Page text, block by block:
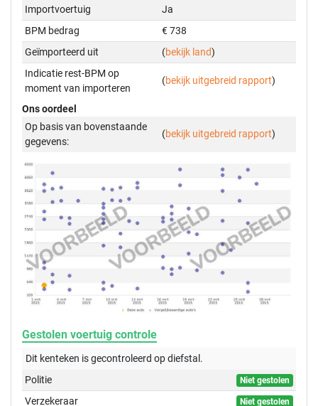
Importvoertuig
Ja
BPM bedrag
€ 738
Geïmporteerd uit
(bekijk land)
Indicatie rest-BPM op
moment van importeren
(bekijk uitgebreid rapport)
Ons oordeel
Op basis van bovenstaande
gegevens:
(bekijk uitgebreid rapport)
Gestolen voertuig controle
Dit kenteken is gecontroleerd opdiefstal.
Politie
Niet gestolen
Verzekeraar Niet gestolen